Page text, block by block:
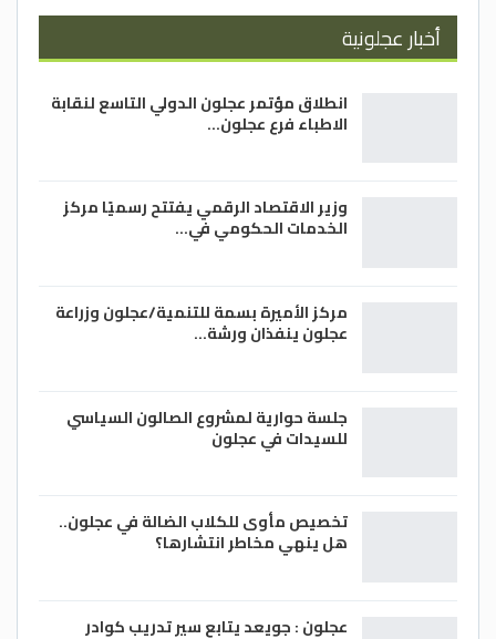
أخبار عجلونية
انطلاق مؤتمر عجلون الدولي التاسع لنقابة
الاطباء فرع عجلون…
وزير الاقتصاد الرقمي يفتتح رسميًا مركز
الخدمات الحكومي في…
مركز الأميرة بسمة للتنمية/عجلون وزراعة
عجلون ينفذان ورشة…
جلسة حوارية لمشروع الصالون السياسي
للسيدات في عجلون
تخصيص مأوى للكلاب الضالة في عجلون..
هل ينهي مخاطر انتشارها؟
عجلون : جويعد يتابع سير تدريب كوادر